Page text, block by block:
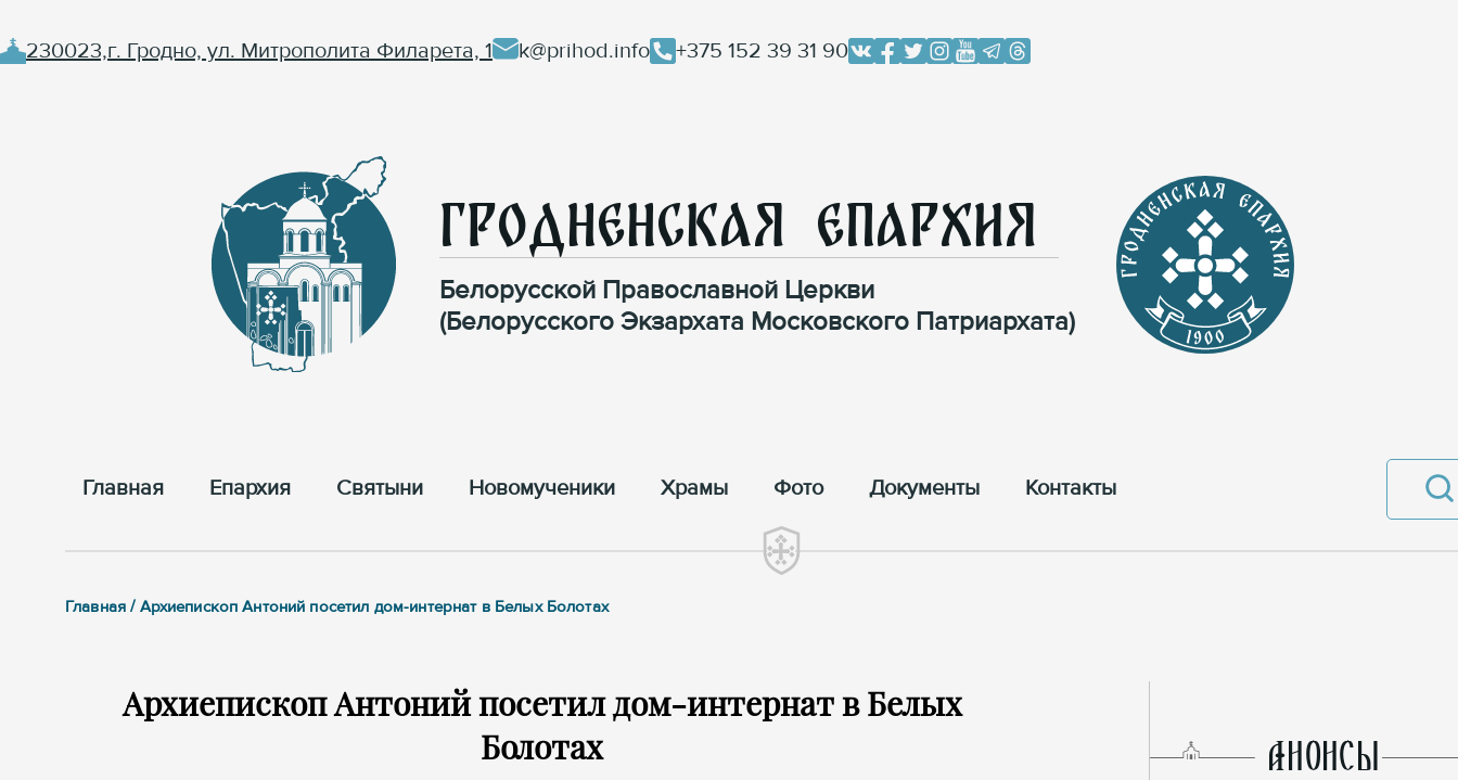
230023,г. Гродно, ул. Митрополита Филарета, 1 k@prihod.info +375 152 39 31 90
Гродненская Епархия
Белорусской Православной Церкви
(Белорусского Экзархата Московского Патриархата)
Главная Епархия Cвятыни Новомученики Храмы Фото Документы Контакты
Главная / Архиепископ Антоний посетил дом-интернат в Белых Болотах
Архиепископ Антоний посетил дом-интернат в Белых
Болотах
AНОНСЫ